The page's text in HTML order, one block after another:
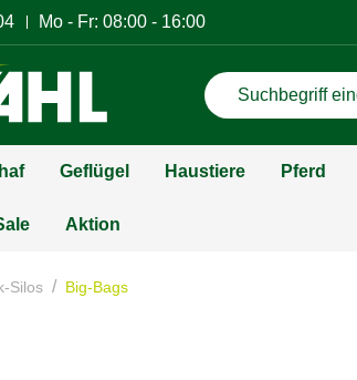
Mo - Fr: 08:00 - 16:00
Geflügel Haustiere Pferd
Aktion
Silos / Big-Bags